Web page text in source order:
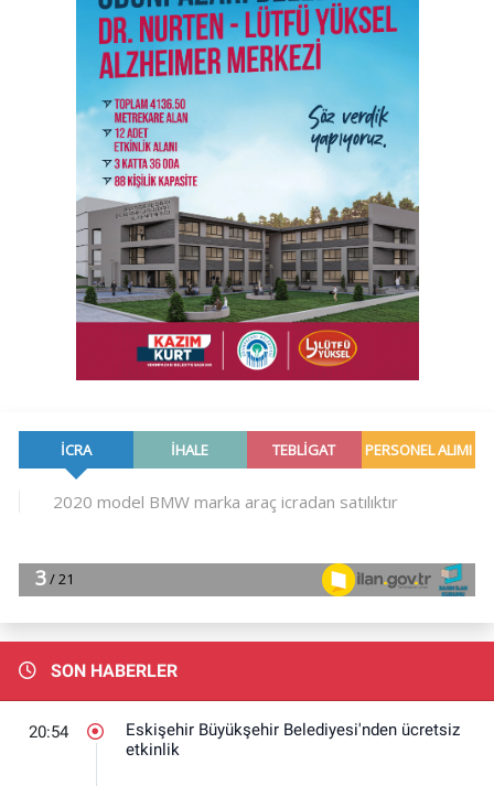
SON HABERLER
20:54
Eskişehir Büyükşehir Belediyesi'nden ücretsiz
etkinlik